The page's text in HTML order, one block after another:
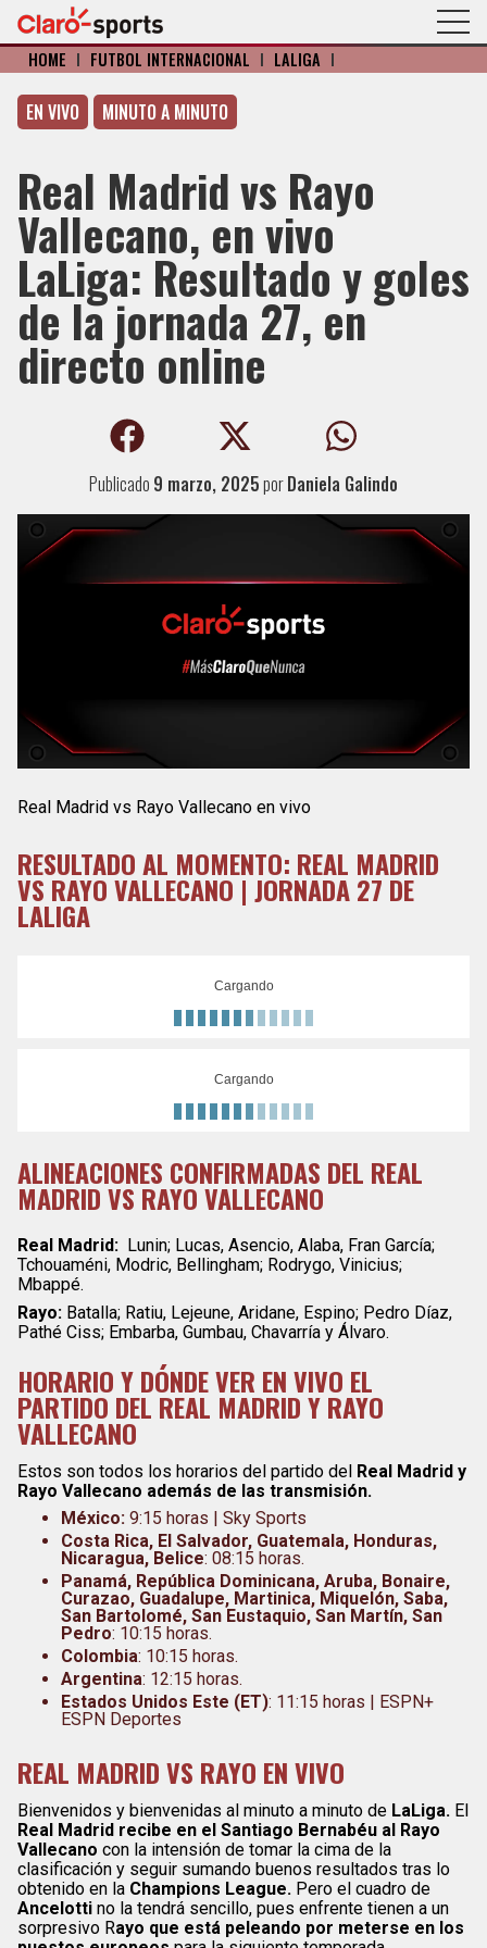
HOME I FÚTBOL INTERNACIONAL I LALIGA I
EN VIVO MINUTO A MINUTO
Real Madrid vs Rayo
Vallecano, en vivo
LaLiga: Resultado y goles
de la jornada 27, en
directo online
Publicado 9 marzo, 2025porDaniela Galindo
Real Madrid vs Rayo Vallecano en vivo
RESULTADO AL MOMENTO: REAL MADRID
VS RAYO VALLECANO | JORNADA 27 DE
LALIGA
Cargando
Cargando
ALINEACIONES CONFIRMADAS DEL REAL
MADRID VS RAYO VALLECANO
Real Madrid: Lunin; Lucas, Asencio, Alaba, Fran García;
Tchouaméni, Modric, Bellingham; Rodrygo, Vinicius;
Mbappé.
Rayo: Batalla; Ratiu, Lejeune, Aridane, Espino; Pedro Díaz,
Pathé Ciss; Embarba, Gumbau, Chavarría y Álvaro.
HORARIO Y DÓNDE VER EN VIVO EL
PARTIDO DEL REAL MADRID Y RAYO
VALLECANO
Estos son todos los horarios del partido del Real Madrid y
Rayo Vallecano además de las transmisión.
México: 9:15 horas | Sky Sports
Costa Rica, El Salvador, Guatemala, Honduras,
Nicaragua, Belice: 08:15 horas.
Panamá, República Dominicana, Aruba, Bonaire,
Curazao, Guadalupe, Martinica, Miquelón, Saba,
San Bartolomé, San Eustaquio, San Martín, San
Pedro: 10:15 horas.
Colombia: 10:15 horas.
Argentina: 12:15 horas.
Estados Unidos Este (ET): 11:15 horas | ESPN+
ESPN Deportes
REAL MADRID VS RAYO EN VIVO
Bienvenidos y bienvenidas al minuto a minuto de LaLiga. El
Real Madrid recibe en el Santiago Bernabéu al Rayo
Vallecano con la intensión de tomar la cima de la
clasificación y seguir sumando buenos resultados tras lo
obtenido en la Champions League. Pero el cuadro de
Ancelotti no la tendrá sencillo, pues enfrente tienen a un
sorpresivo Rayo que está peleando por meterse en los